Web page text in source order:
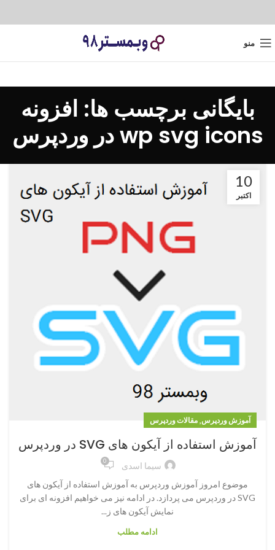
منو
بایگانی برچسب ها: افزونه
wp svg icons در وردپرس
10
اکتبر
آموزش وردپرس, مقالات وردپرس
آموزش استفاده از آیکون های SVG در وردپرس
سیما اسدی 0
موضوع امروز آموزش وردپرس به آموزش استفاده از آیکون های
SVG در وردپرس می پردازد. در ادامه نیز می خواهیم افزونه ای برای
نمایش آیکون های ز...
ادامه مطلب